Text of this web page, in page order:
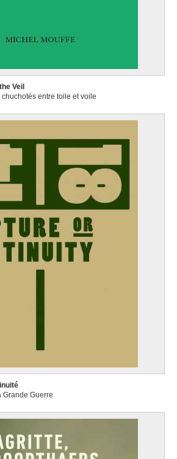
Veil
entre toile et voile
Grande Guerre